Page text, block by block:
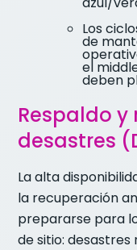
Los
de
el
deben
Respaldo
desastres
La alta
la recuperación
prepararse para
de sitio: